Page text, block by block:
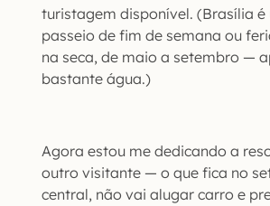
turistagem disponível. (Brasília é
passeio de fim de semana ou
na seca, de maio a setembro —
bastante água.)
Agora estou me dedicando a
outro visitante — o que fica no
central, não vai alugar carro e